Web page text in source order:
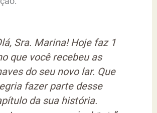
Sra. Marina! Hoje faz 1
que você recebeu as
do seu novo lar. Que
fazer parte desse
da sua história.